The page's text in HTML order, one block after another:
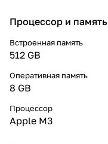
Процессор и память
Встроенная память
512 GB
Оперативная память
8 GB
Процессор
Apple M3